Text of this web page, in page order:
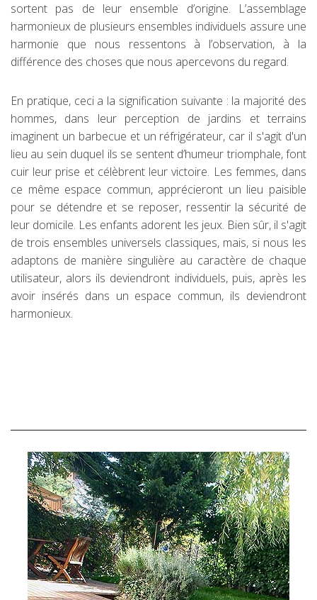
sortent pas de leur ensemble d’origine. L’assemblage
harmonieux de plusieurs ensembles individuels assure une
harmonie que nous ressentons à l’observation, à la
différence des choses que nous apercevons du regard.
En pratique, ceci a la signification suivante : la majorité des
hommes, dans leur perception de jardins et terrains
imaginent un barbecue et un réfrigérateur, car il s'agit d'un
lieu au sein duquel ils se sentent d’humeur triomphale, font
cuir leur prise et célèbrent leur victoire. Les femmes, dans
ce même espace commun, apprécieront un lieu paisible
pour se détendre et se reposer, ressentir la sécurité de
leur domicile. Les enfants adorent les jeux. Bien sûr, il s'agit
de trois ensembles universels classiques, mais, si nous les
adaptons de manière singulière au caractère de chaque
utilisateur, alors ils deviendront individuels, puis, après les
avoir insérés dans un espace commun, ils deviendront
harmonieux.